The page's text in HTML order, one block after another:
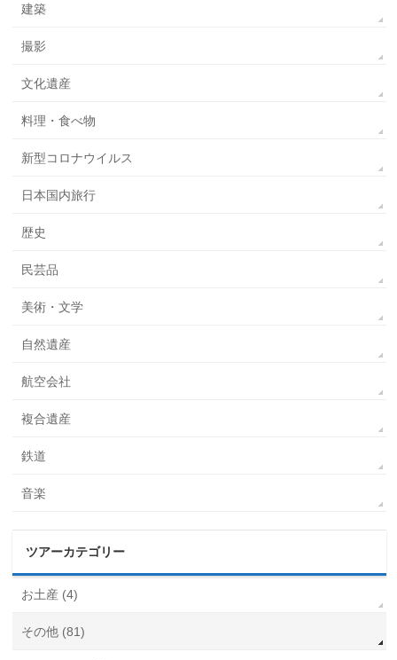
建築
撮影
文化遺産
料理・食べ物
新型コロナウイルス
日本国内旅行
歴史
民芸品
美術・文学
自然遺産
航空会社
複合遺産
鉄道
音楽
ツアーカテゴリー
お土産 (4)
その他 (81)